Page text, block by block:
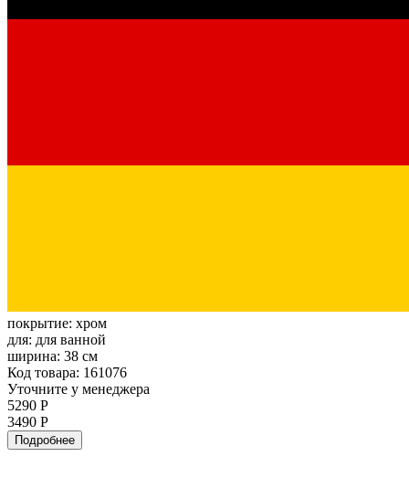
покрытие: хром
для: для ванной
ширина: 38 см
Код товара: 161076
Уточните у менеджера
5290 Р
3490 Р
Подробнее